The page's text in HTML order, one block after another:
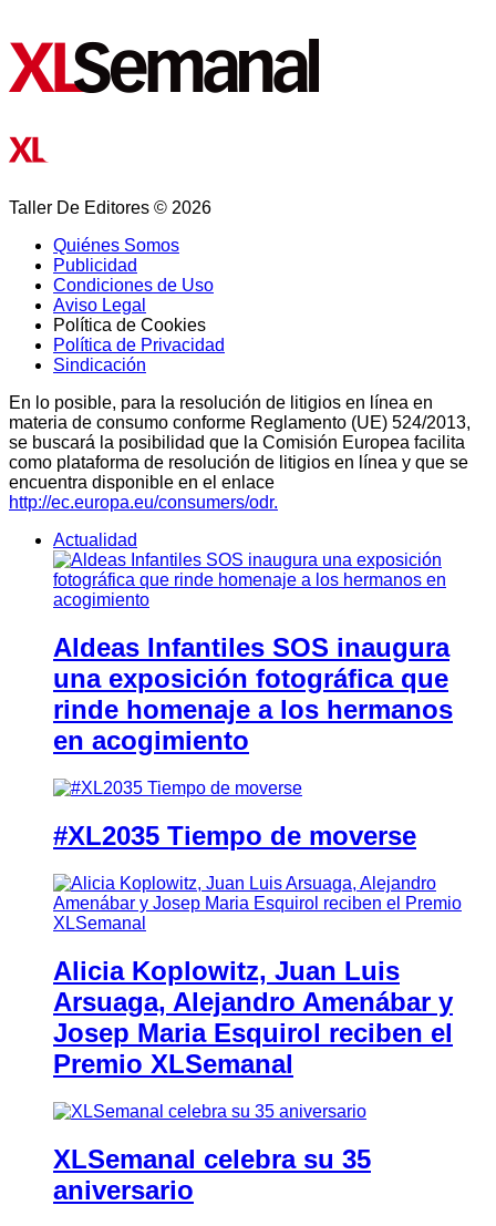
Taller De Editores © 2026
Quiénes Somos
Publicidad
Condiciones de Uso
Aviso Legal
Política de Cookies
Política de Privacidad
Sindicación
En lo posible, para la resolución de litigios en línea en
materia de consumo conforme Reglamento (UE) 524/2013,
se buscará la posibilidad que la Comisión Europea facilita
como plataforma de resolución de litigios en línea y que se
encuentra disponible en el enlace
http://ec.europa.eu/consumers/odr.
Actualidad
Aldeas Infantiles SOS inaugura
una exposición fotográfica que
rinde homenaje a los hermanos
en acogimiento
#XL2035 Tiempo de moverse
Alicia Koplowitz, Juan Luis
Arsuaga, Alejandro Amenábar y
Josep Maria Esquirol reciben el
Premio XLSemanal
XLSemanal celebra su 35
aniversario